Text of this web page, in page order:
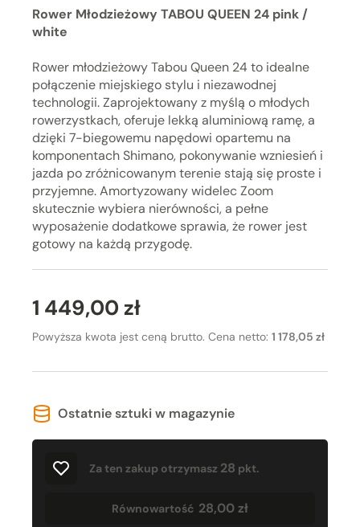
Rower Młodzieżowy TABOU QUEEN 24 pink /
white
Rower młodzieżowy Tabou Queen 24 to idealne
połączenie miejskiego stylu i niezawodnej
technologii. Zaprojektowany z myślą o młodych
rowerzystkach, oferuje lekką aluminiową ramę, a
dzięki 7-biegowemu napędowi opartemu na
komponentach Shimano, pokonywanie wzniesień i
jazda po zróżnicowanym terenie stają się proste i
przyjemne. Amortyzowany widelec Zoom
skutecznie wybiera nierówności, a pełne
wyposażenie dodatkowe sprawia, że rower jest
gotowy na każdą przygodę.
1 449,00 zł
Powyższa kwota jest ceną brutto. Cena netto: 1 178,05 zł
Ostatnie sztuki w magazynie
Za ten zakup otrzymasz 28 pkt.
Równowartość 28,00 zł